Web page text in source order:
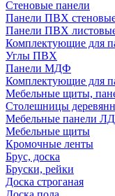
Стеновые панели
Панели ПВХ
Панели ПВХ
Комплектующие для
Углы ПВХ
Панели МДФ
Комплектующие для
Мебельные щиты,
Столешницы
Мебельные панели
Мебельные щиты
Кромочные ленты
Брус, доска
Бруски, рейки
Доска строганая